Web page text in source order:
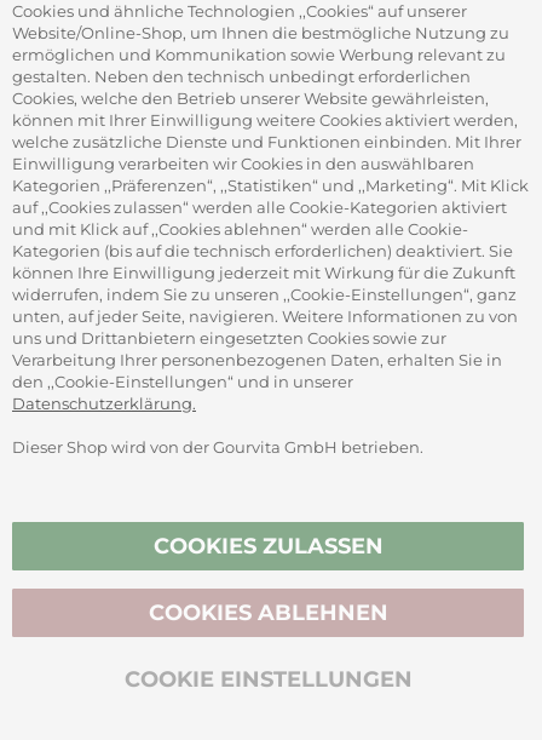
Cookies und ähnliche Technologien ,,Cookies“ auf unserer
Website/Online-Shop, um Ihnen die bestmögliche Nutzung zu
ermöglichen und Kommunikation sowie Werbung relevant zu
gestalten. Neben den technisch unbedingt erforderlichen
Cookies, welche den Betrieb unserer Website gewährleisten,
können mit Ihrer Einwilligung weitere Cookies aktiviert werden,
welche zusätzliche Dienste und Funktionen einbinden. Mit Ihrer
Einwilligung verarbeiten wir Cookies in den auswählbaren
Kategorien ,,Präferenzen“, ,,Statistiken“ und ,,Marketing“. Mit Klick
auf ,,Cookies zulassen“ werden alle Cookie-Kategorien aktiviert
und mit Klick auf ,,Cookies ablehnen“ werden alle Cookie-
Kategorien (bis auf die technisch erforderlichen) deaktiviert. Sie
können Ihre Einwilligung jederzeit mit Wirkung für die Zukunft
widerrufen, indem Sie zu unseren ,,Cookie-Einstellungen“, ganz
unten, auf jeder Seite, navigieren. Weitere Informationen zu von
uns und Drittanbietern eingesetzten Cookies sowie zur
Verarbeitung Ihrer personenbezogenen Daten, erhalten Sie in
den ,,Cookie-Einstellungen“ und in unserer
Datenschutzerklärung.
Dieser Shop wird von der Gourvita GmbH betrieben.
COOKIES ZULASSEN
COOKIE EINSTELLUNGEN
COOKIES ABLEHNEN